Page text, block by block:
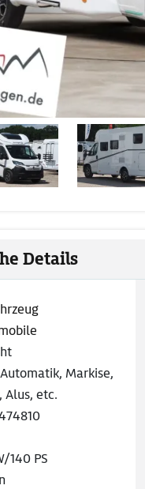
Details
Automatik, Markise,
Alus, etc.
140 PS